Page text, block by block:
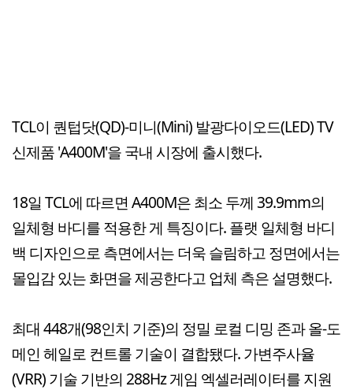
TCL이 퀀텁닷(QD)-미니(Mini) 발광다이오드(LED) TV
신제품 'A400M'을 국내 시장에 출시했다.
18일 TCL에 따르면 A400M은 최소 두께 39.9mm의
일체형 바디를 적용한 게 특징이다. 플랫 일체형 바디
백 디자인으로 측면에서는 더욱 슬림하고 정면에서는
몰입감 있는 화면을 제공한다고 업체 측은 설명했다.
최대 448개(98인치 기준)의 정밀 로컬 디밍 존과 올-도
메인 헤일로 컨트롤 기술이 결합됐다. 가변주사율
(VRR) 기술 기반의 288Hz 게임 엑셀러레이터를 지원